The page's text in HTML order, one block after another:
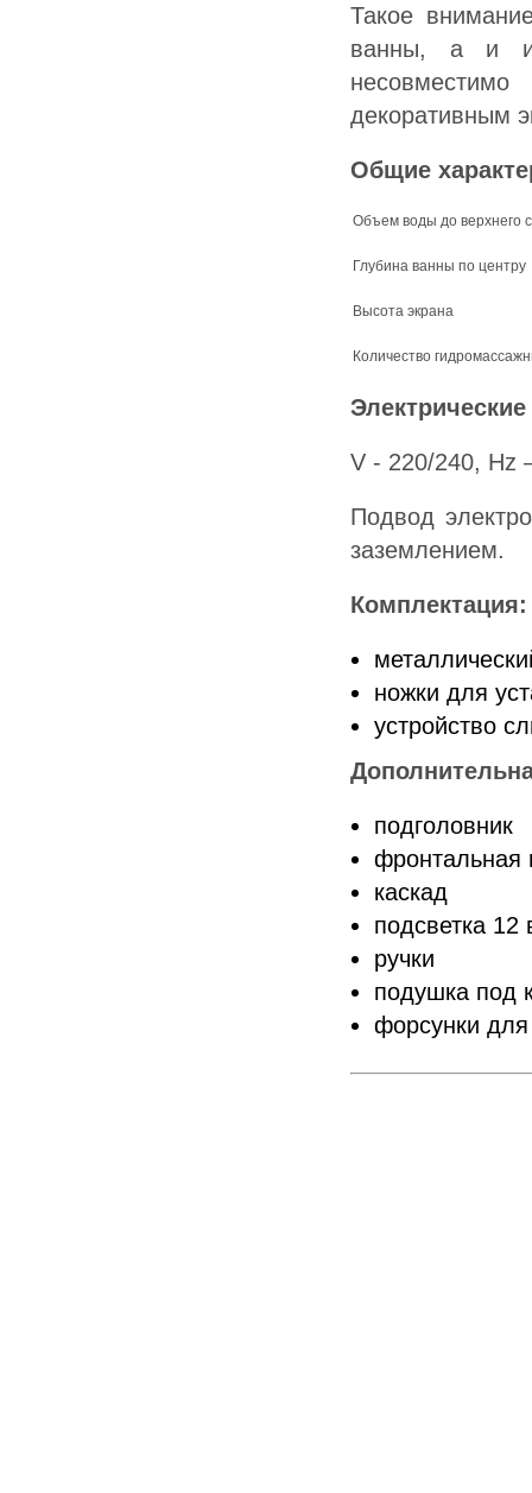
Такое
ванны, а и
декоративным
Общие
Объем воды до верхнего
Глубина ванны по центру
Высота экрана
Количество
V - 220/240, Hz
Подвод
заземлением.
Комплектация:
ножки для
устройство
подголовник
фронтальная
каскад
подсветка 12
ручки
подушка под
форсунки